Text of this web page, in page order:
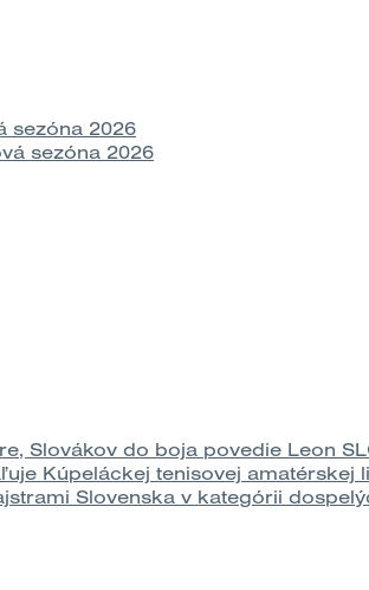
sezóna 2026
sezóna 2026
Slovákov do boja povedie Leon
Kúpeláckej tenisovej amatérskej
Slovenska v kategórii